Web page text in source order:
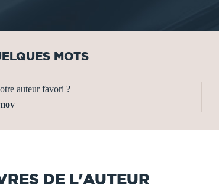
MOTS
auteur favori ?
DE L'AUTEUR